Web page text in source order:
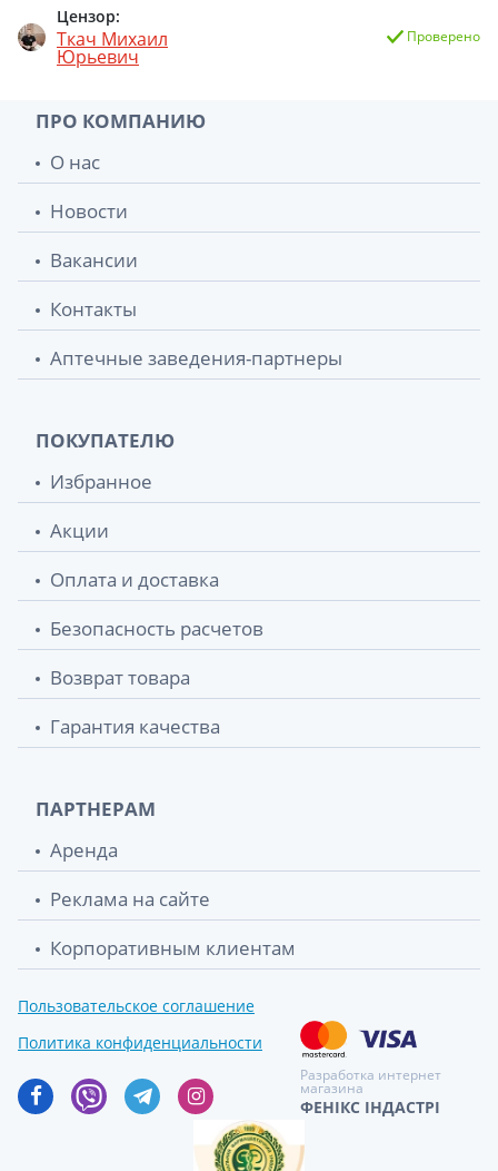
Цензор:
Ткач Михаил
Юрьевич
Проверено
ПРО КОМПАНИЮ
О нас
Новости
Вакансии
Контакты
Аптечные заведения-партнеры
ПОКУПАТЕЛЮ
Избранное
Акции
Оплата и доставка
Безопасность расчетов
Возврат товара
Гарантия качества
ПАРТНЕРАМ
Аренда
Реклама на сайте
Корпоративным клиентам
Пользовательское соглашение
Политика конфиденциальности
Разработка интернет
магазина
ФЕНІКС ІНДАСТРІ